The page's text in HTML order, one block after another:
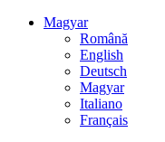
Magyar
Română
English
Deutsch
Magyar
Italiano
Français